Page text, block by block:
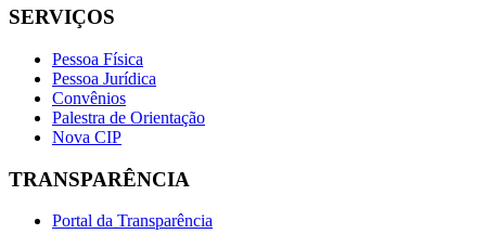
SERVIÇOS
Pessoa Física
Pessoa Jurídica
Convênios
Palestra de Orientação
Nova CIP
TRANSPARÊNCIA
Portal da Transparência